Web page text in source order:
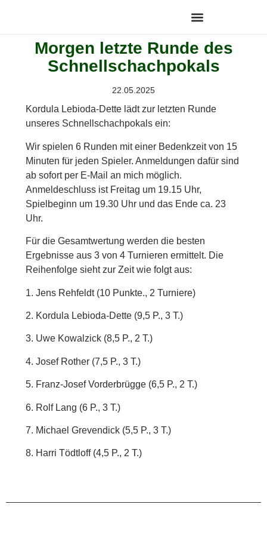
Morgen letzte Runde des
Schnellschachpokals
22.05.2025
Kordula Lebioda-Dette lädt zur letzten Runde
unseres Schnellschachpokals ein:
Wir spielen 6 Runden mit einer Bedenkzeit von 15
Minuten für jeden Spieler. Anmeldungen dafür sind
ab sofort per E-Mail an mich möglich.
Anmeldeschluss ist Freitag um 19.15 Uhr,
Spielbeginn um 19.30 Uhr und das Ende ca. 23
Uhr.
Für die Gesamtwertung werden die besten
Ergebnisse aus 3 von 4 Turnieren ermittelt. Die
Reihenfolge sieht zur Zeit wie folgt aus:
1. Jens Rehfeldt (10 Punkte., 2 Turniere)
2. Kordula Lebioda-Dette (9,5 P., 3 T.)
3. Uwe Kowalzick (8,5 P., 2 T.)
4. Josef Rother (7,5 P., 3 T.)
5. Franz-Josef Vorderbrügge (6,5 P., 2 T.)
6. Rolf Lang (6 P., 3 T.)
7. Michael Grevendick (5,5 P., 3 T.)
8. Harri Tödtloff (4,5 P., 2 T.)